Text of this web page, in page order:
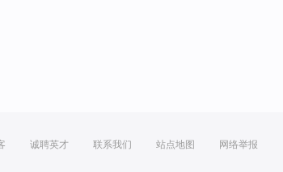
诚聘英才 联系我们 站点地图 网络举报